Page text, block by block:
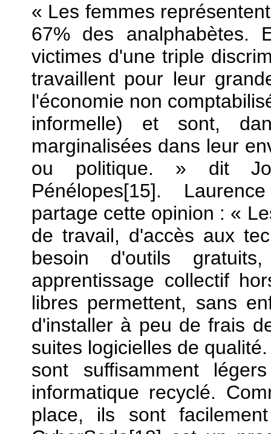
« Les femmes
67% des analphabètes.
victimes d'une triple
travaillent pour leur
l'économie non
informelle) et sont,
marginalisées dans leur
ou politique. » dit
Pénélopes[15].
partage cette opinion : «
de travail, d'accès aux
besoin d'outils
apprentissage collectif
libres permettent, sans
d'installer à peu de frais
suites logicielles de
sont suffisamment
informatique recyclé.
place, ils sont